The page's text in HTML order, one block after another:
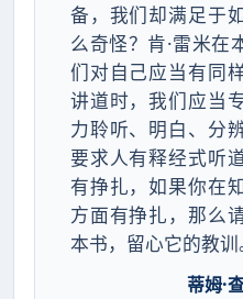
备，我们却满足于
么奇怪？肯·雷米在
们对自己应当有同
讲道时，我们应当
力聆听、明白、分
要求人有释经式听
有挣扎，如果你在
方面有挣扎，那么
本书，留心它的教训
蒂姆·